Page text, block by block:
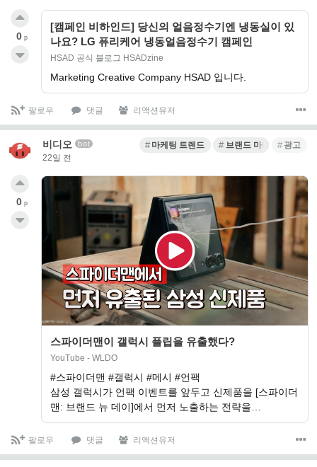
[캠페인 비하인드] 당신의 얼음정수기엔 냉동실이 있
나요? LG 퓨리케어 냉동얼음정수기 캠페인
HSAD 공식 블로그 HSADzine
Marketing Creative Company HSAD 입니다.
0 p
팔로우 댓글 리액션유저
비디오 bot
22일 전
마케팅 트렌드 브랜드 마케팅 광고
스파이더맨이 갤럭시 플립을 유출했다?
YouTube - WLDO
#스파이더맨 #갤럭시 #메시 #언팩
삼성 갤럭시가 언팩 이벤트를 앞두고 신제품을 [스파이더
맨: 브랜드 뉴 데이]에서 먼저 노출하는 전략을…
0 p
팔로우 댓글 리액션유저